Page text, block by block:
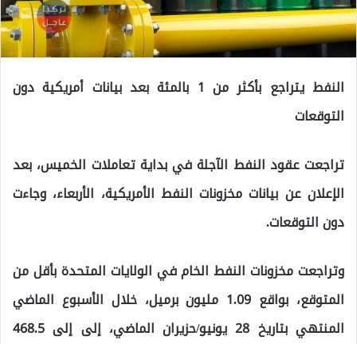
النفط يتراجع بأكثر من 1 بالمئة بعد بيانات أمريكية دون
التوقعات
تراجعت عقود النفط الآجلة في بداية تعاملات الخميس، بعد
الإعلان عن بيانات مخزونات النفط الأمريكية، الأربعاء، وجاءت
دون التوقعات.
وتراجعت مخزونات النفط الخام في الولايات المتحدة بأقل من
المتوقع، بواقع 1.09 مليون برميل، خلال الأسبوع الماضي
المنتهي بتاريخ 28 يونيو/حزيران الماضي، إلى إلى 468.5